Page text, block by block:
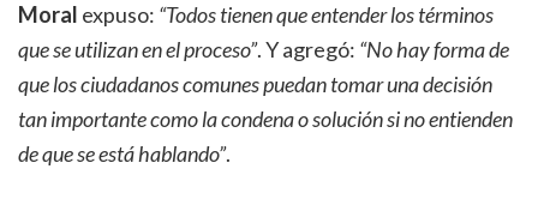
Moral expuso: “Todos tienen que entender los términos
que se utilizan en el proceso”. Y agregó: “No hay forma de
que los ciudadanos comunes puedan tomar una decisión
tan importante como la condena o solución si no entienden
de que se está hablando”.